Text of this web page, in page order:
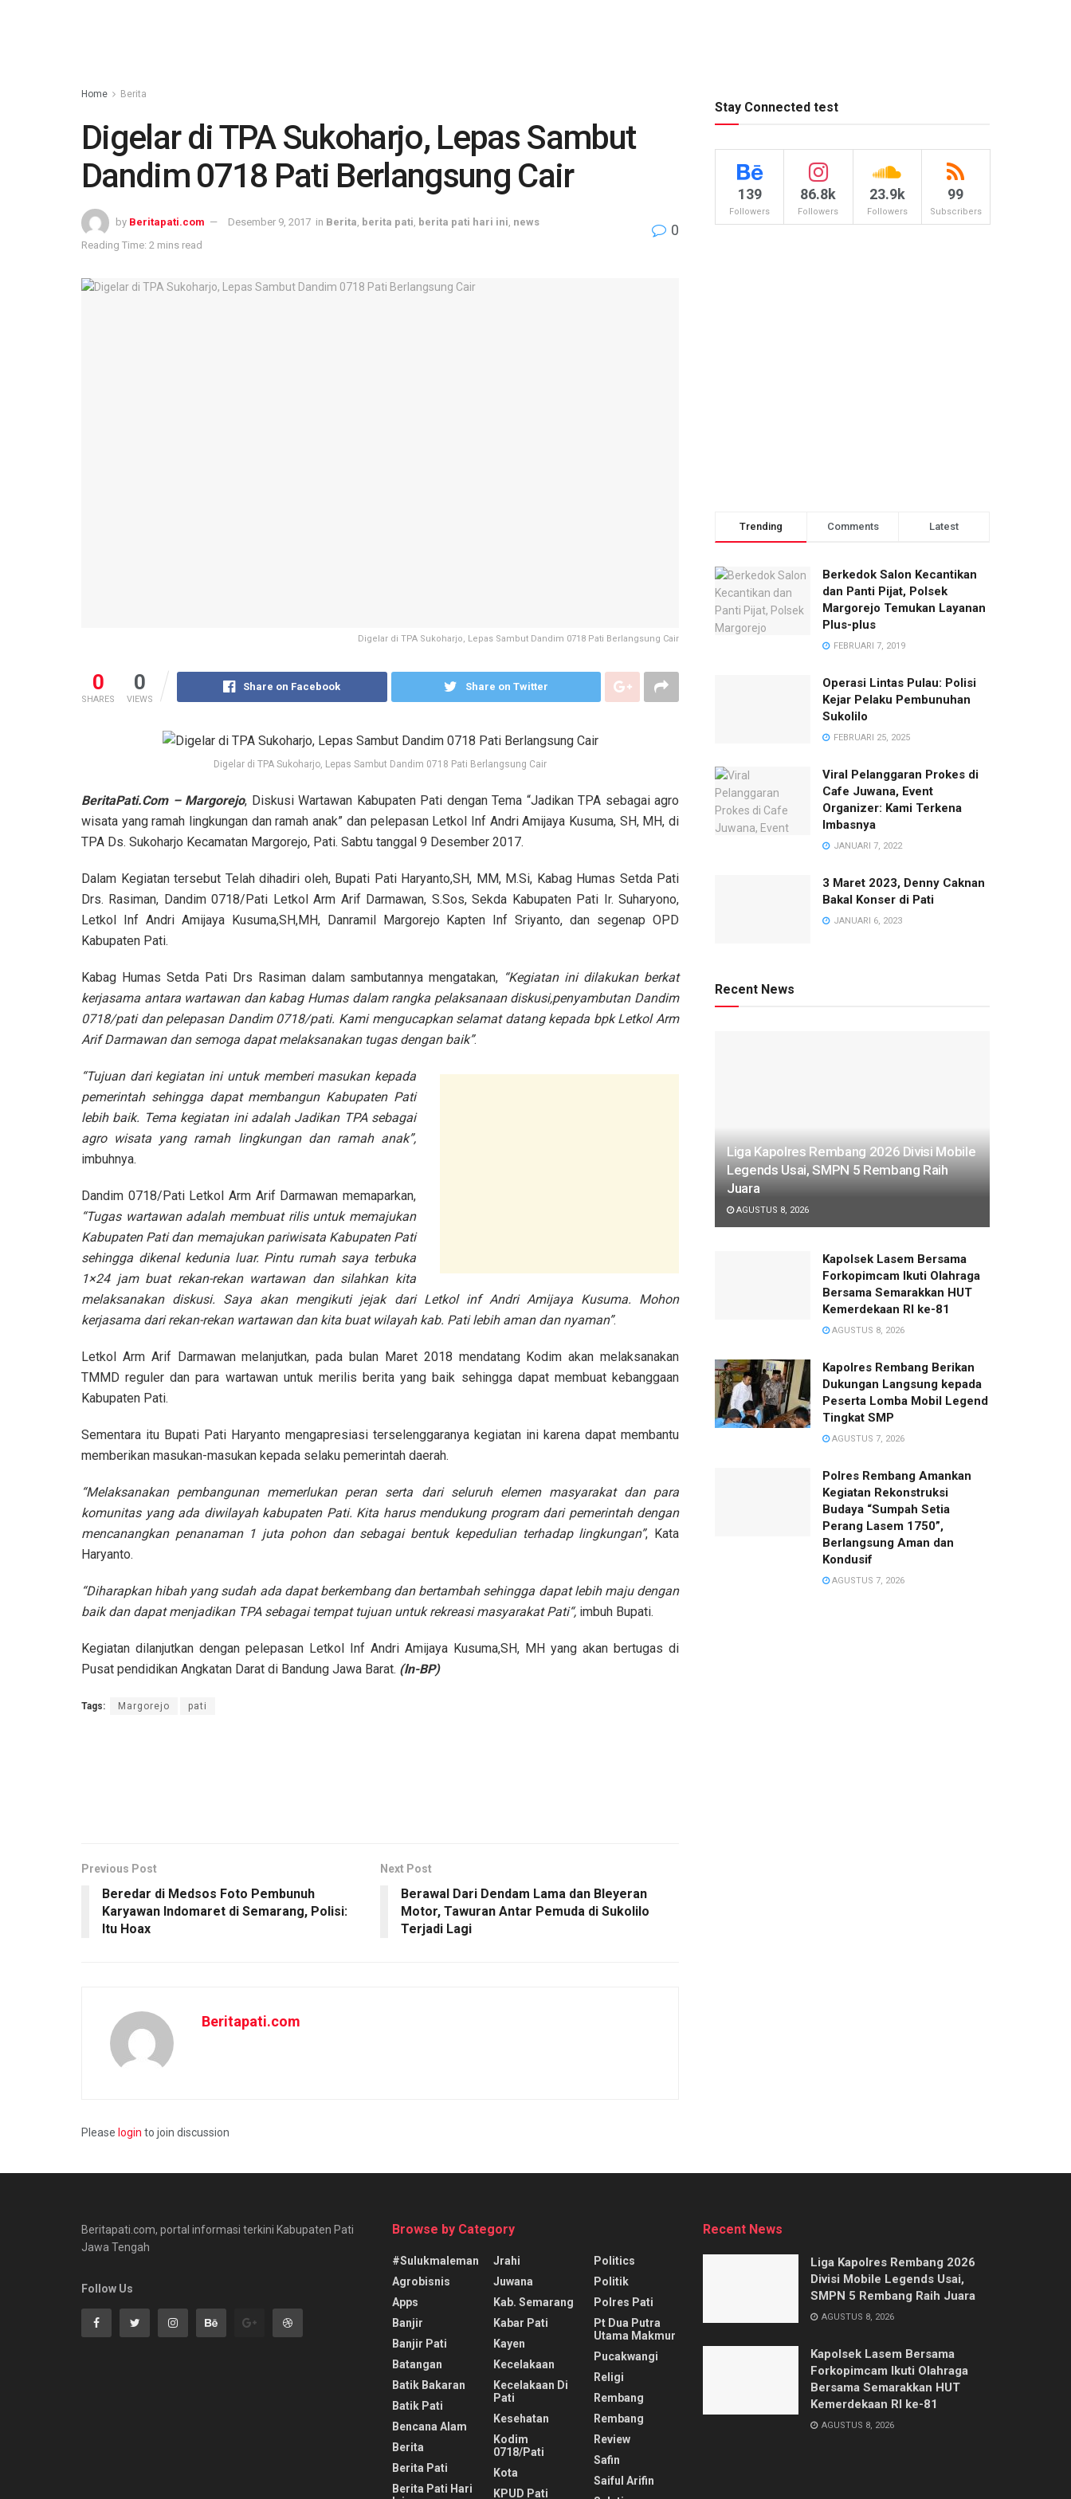
Home Berita
Digelar di TPA Sukoharjo, Lepas Sambut
Dandim 0718 Pati Berlangsung Cair
by Beritapati.com Desember 9, 2017 in Berita berita pati berita pati hari ini news
Reading Time: 2 mins read
0
Digelar di TPA Sukoharjo, Lepas Sambut Dandim 0718 Pati Berlangsung Cair
0
SHARES
0
VIEWS
Share on Facebook Share on Twitter
Digelar di TPA Sukoharjo, Lepas Sambut Dandim 0718 Pati Berlangsung Cair
BeritaPati.Com – Margorejo, Diskusi Wartawan Kabupaten Pati dengan Tema “Jadikan TPA sebagai agro
wisata yang ramah lingkungan dan ramah anak” dan pelepasan Letkol Inf Andri Amijaya Kusuma, SH, MH, di
TPA Ds. Sukoharjo Kecamatan Margorejo, Pati. Sabtu tanggal 9 Desember 2017.
Dalam Kegiatan tersebut Telah dihadiri oleh, Bupati Pati Haryanto,SH, MM, M.Si, Kabag Humas Setda Pati
Drs. Rasiman, Dandim 0718/Pati Letkol Arm Arif Darmawan, S.Sos, Sekda Kabupaten Pati Ir. Suharyono,
Letkol Inf Andri Amijaya Kusuma,SH,MH, Danramil Margorejo Kapten Inf Sriyanto, dan segenap OPD
Kabupaten Pati.
Kabag Humas Setda Pati Drs Rasiman dalam sambutannya mengatakan, “Kegiatan ini dilakukan berkat
kerjasama antara wartawan dan kabag Humas dalam rangka pelaksanaan diskusi,penyambutan Dandim
0718/pati dan pelepasan Dandim 0718/pati. Kami mengucapkan selamat datang kepada bpk Letkol Arm
Arif Darmawan dan semoga dapat melaksanakan tugas dengan baik”.
“Tujuan dari kegiatan ini untuk memberi masukan kepada
pemerintah sehingga dapat membangun Kabupaten Pati
lebih baik. Tema kegiatan ini adalah Jadikan TPA sebagai
agro wisata yang ramah lingkungan dan ramah anak”,
imbuhnya.
Dandim 0718/Pati Letkol Arm Arif Darmawan memaparkan,
“Tugas wartawan adalah membuat rilis untuk memajukan
Kabupaten Pati dan memajukan pariwisata Kabupaten Pati
sehingga dikenal kedunia luar. Pintu rumah saya terbuka
1×24 jam buat rekan-rekan wartawan dan silahkan kita
melaksanakan diskusi. Saya akan mengikuti jejak dari Letkol inf Andri Amijaya Kusuma. Mohon
kerjasama dari rekan-rekan wartawan dan kita buat wilayah kab. Pati lebih aman dan nyaman”.
Letkol Arm Arif Darmawan melanjutkan, pada bulan Maret 2018 mendatang Kodim akan melaksanakan
TMMD reguler dan para wartawan untuk merilis berita yang baik sehingga dapat membuat kebanggaan
Kabupaten Pati.
Sementara itu Bupati Pati Haryanto mengapresiasi terselenggaranya kegiatan ini karena dapat membantu
memberikan masukan-masukan kepada selaku pemerintah daerah.
“Melaksanakan pembangunan memerlukan peran serta dari seluruh elemen masyarakat dan para
komunitas yang ada diwilayah kabupaten Pati. Kita harus mendukung program dari pemerintah dengan
mencanangkan penanaman 1 juta pohon dan sebagai bentuk kepedulian terhadap lingkungan”, Kata
Haryanto.
“Diharapkan hibah yang sudah ada dapat berkembang dan bertambah sehingga dapat lebih maju dengan
baik dan dapat menjadikan TPA sebagai tempat tujuan untuk rekreasi masyarakat Pati“, imbuh Bupati.
Kegiatan dilanjutkan dengan pelepasan Letkol Inf Andri Amijaya Kusuma,SH, MH yang akan bertugas di
Pusat pendidikan Angkatan Darat di Bandung Jawa Barat. (ln-BP)
Tags: Margorejo pati
Previous Post
Beredar di Medsos Foto Pembunuh
Karyawan Indomaret di Semarang, Polisi:
Itu Hoax
Next Post
Berawal Dari Dendam Lama dan Bleyeran
Motor, Tawuran Antar Pemuda di Sukolilo
Terjadi Lagi
Beritapati.com
Please login to join discussion
Stay Connected test
139
Followers
86.8k
Followers
23.9k
Followers
99
Subscribers
Trending Comments Latest
Berkedok Salon Kecantikan
dan Panti Pijat, Polsek
Margorejo Temukan Layanan
Plus-plus
FEBRUARI 7, 2019
Operasi Lintas Pulau: Polisi
Kejar Pelaku Pembunuhan
Sukolilo
FEBRUARI 25, 2025
Viral Pelanggaran Prokes di
Cafe Juwana, Event
Organizer: Kami Terkena
Imbasnya
JANUARI 7, 2022
3 Maret 2023, Denny Caknan
Bakal Konser di Pati
JANUARI 6, 2023
Recent News
Liga Kapolres Rembang 2026 Divisi Mobile
Legends Usai, SMPN 5 Rembang Raih
Juara
AGUSTUS 8, 2026
Kapolsek Lasem Bersama
Forkopimcam Ikuti Olahraga
Bersama Semarakkan HUT
Kemerdekaan RI ke-81
AGUSTUS 8, 2026
Kapolres Rembang Berikan
Dukungan Langsung kepada
Peserta Lomba Mobil Legend
Tingkat SMP
AGUSTUS 7, 2026
Polres Rembang Amankan
Kegiatan Rekonstruksi
Budaya “Sumpah Setia
Perang Lasem 1750”,
Berlangsung Aman dan
Kondusif
AGUSTUS 7, 2026
Beritapati.com, portal informasi terkini Kabupaten Pati
Jawa Tengah
Follow Us
Browse by Category
#sulukmaleman
Agrobisnis
Apps
Banjir
Banjir Pati
Batangan
Batik Bakaran
Batik Pati
Bencana Alam
Berita
Berita Pati
Berita Pati Hari
Jrahi
Juwana
Kab. Semarang
Kabar Pati
Kayen
Kecelakaan
Kecelakaan Di
Pati
Kesehatan
Kodim
0718/pati
Kota
KPUD Pati
Politics
Politik
Polres Pati
Pt Dua Putra
Utama Makmur
Pucakwangi
Religi
Rembang
Rembang
Review
Safin
Saiful Arifin
Recent News
Liga Kapolres Rembang 2026
Divisi Mobile Legends Usai,
SMPN 5 Rembang Raih Juara
AGUSTUS 8, 2026
Kapolsek Lasem Bersama
Forkopimcam Ikuti Olahraga
Bersama Semarakkan HUT
Kemerdekaan RI ke-81
AGUSTUS 8, 2026